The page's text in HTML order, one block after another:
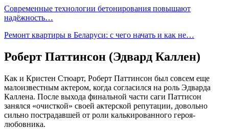
Современные технологии бетонирования повышают
надёжность…
Ремонт квартиры в Беларуси: с чего начать и как не…
Роберт Паттинсон (Эдвард Каллен)
Как и Кристен Стюарт, Роберт Паттинсон был совсем еще
малоизвестным актером, когда согласился на роль Эдварда
Каллена. После выхода финальной части саги Паттисон
занялся «очисткой» своей актерской репутации, довольно
сильно пострадавшей от роли калькированного героя-
любовника.